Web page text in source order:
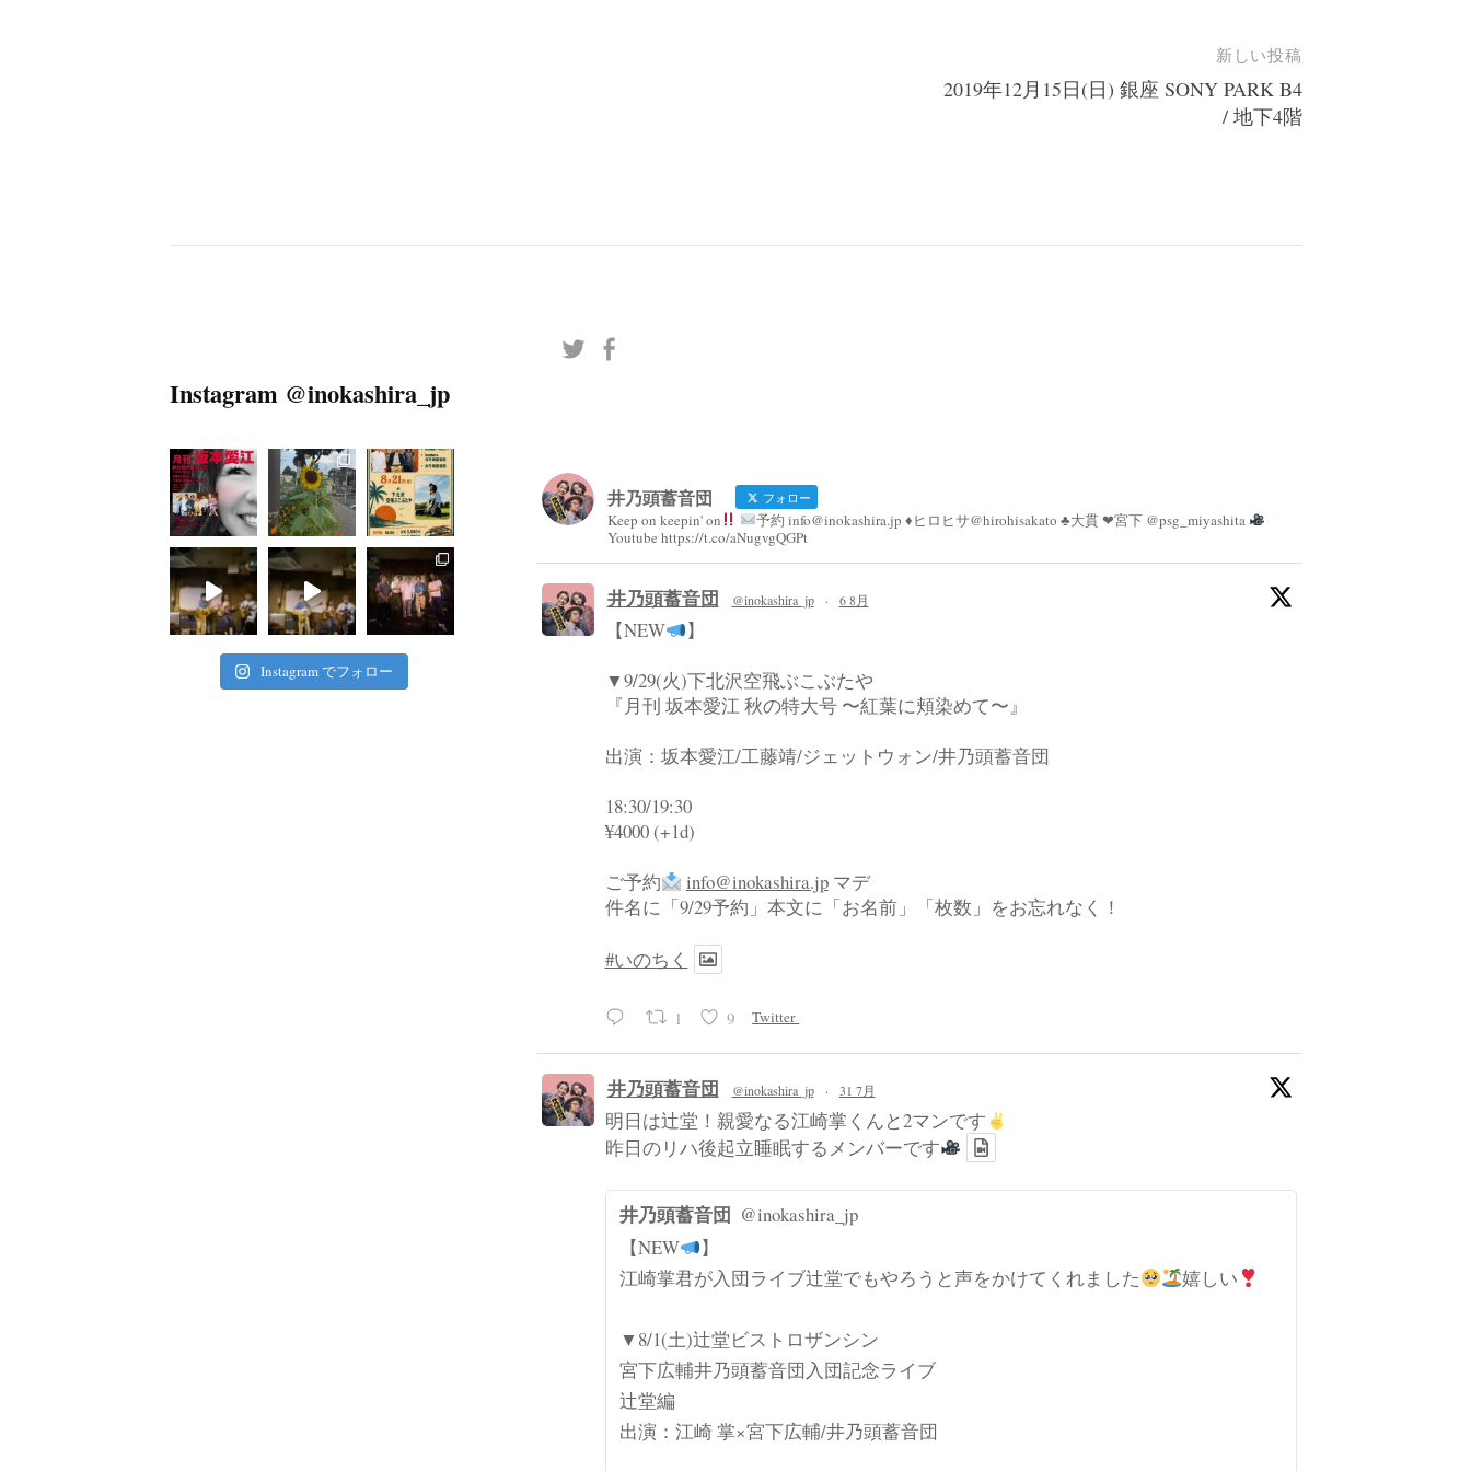
新しい投稿
2019年12月15日(日) 銀座 SONY PARK B4
/ 地下4階
Instagram @inokashira_jp
Instagram でフォロー
井乃頭蓄音団 フォロー
Keep on keepin' on
予約 info@inokashira.jp ♦︎ヒロヒサ@hirohisakato ♣︎大貫 ❤︎宮下 @psg_miyashita
Youtube https://t.co/aNugvgQGPt
井乃頭蓄音団 @inokashira_jp · 6 8月
【NEW
】
▼9/29(火)下北沢空飛ぶこぶたや
『月刊 坂本愛江 秋の特大号 〜紅葉に頬染めて〜』
出演：坂本愛江/工藤靖/ジェットウォン/井乃頭蓄音団
18:30/19:30
¥4000 (+1d)
ご予約
info@inokashira.jpマデ
件名に「9/29予約」本文に「お名前」「枚数」をお忘れなく！
#いのちく
1 9 Twitter
井乃頭蓄音団 @inokashira_jp · 31 7月
明日は辻堂！親愛なる江崎掌くんと2マンです
昨日のリハ後起立睡眠するメンバーです
井乃頭蓄音団 @inokashira_jp
【NEW
】
江崎掌君が入団ライブ辻堂でもやろうと声をかけてくれました
嬉しい
▼8/1(土)辻堂ビストロザンシン
宮下広輔井乃頭蓄音団入団記念ライブ
辻堂編
出演：江崎 掌×宮下広輔/井乃頭蓄音団